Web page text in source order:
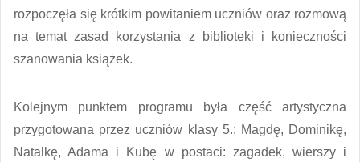
rozpoczęła się krótkim powitaniem uczniów oraz rozmową
na temat zasad korzystania z biblioteki i konieczności
szanowania książek.
Kolejnym punktem programu była część artystyczna
przygotowana przez uczniów klasy 5.: Magdę, Dominikę,
Natalkę, Adama i Kubę w postaci: zagadek, wierszy i